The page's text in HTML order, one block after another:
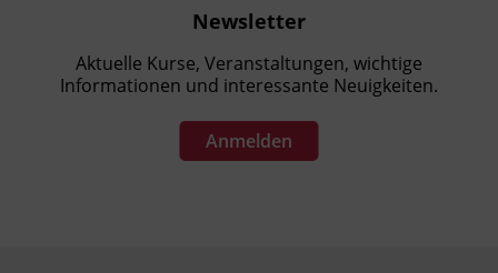
Newsletter
Aktuelle Kurse, Veranstaltungen, wichtige
Informationen und interessante Neuigkeiten.
Anmelden